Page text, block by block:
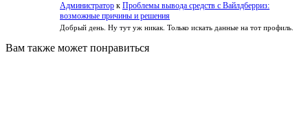
Администратор к Проблемы вывода средств с Вайлдберриз:
возможные причины и решения
Добрый день. Ну тут уж никак. Только искать данные на тот профиль.
Вам также может понравиться